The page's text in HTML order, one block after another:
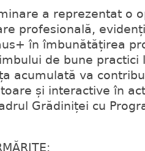
a reprezentat o
profesională,
în îmbunătățirea
de bune practici
acumulată va
și interactive în
Grădiniței cu